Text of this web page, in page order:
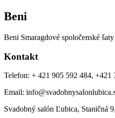
Beni
Beni Smaragdové spoločenské
Kontakt
Telefon: + 421 905 592 484, +421
Email:
Svadobný salón Ľubica, Staničná